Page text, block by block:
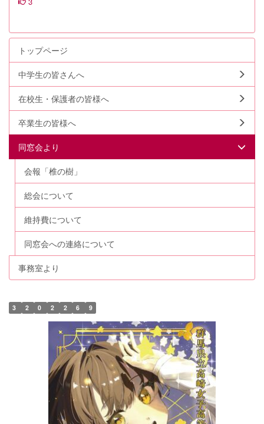
トップページ
中学生の皆さんへ
在校生・保護者の皆様へ
卒業生の皆様へ
同窓会より
会報「椎の樹」
総会について
維持費について
同窓会への連絡について
事務室より
3 2 0 2 2 6 9